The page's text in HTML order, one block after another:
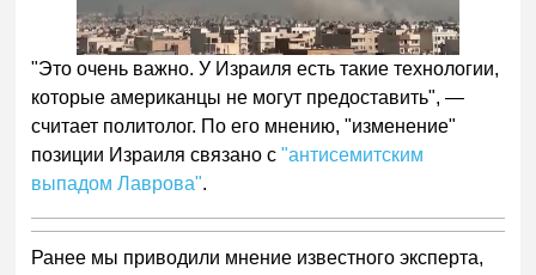
"Это очень важно. У Израиля есть такие технологии,
которые американцы не могут предоставить", —
считает политолог. По его мнению, "изменение"
позиции Израиля связано с"антисемитским
выпадом Лаврова".
Ранее мы приводили мнение известного эксперта,